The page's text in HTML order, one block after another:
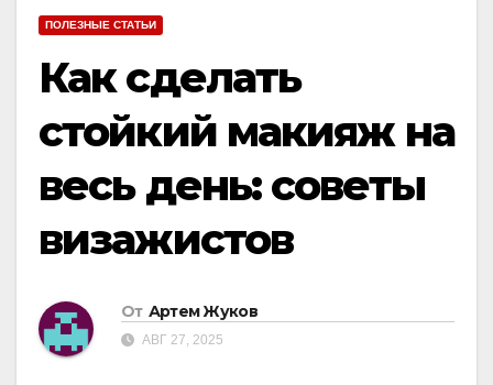
ПОЛЕЗНЫЕ СТАТЬИ
Как сделать
стойкий макияж на
весь день: советы
визажистов
От Артем Жуков
АВГ 27, 2025